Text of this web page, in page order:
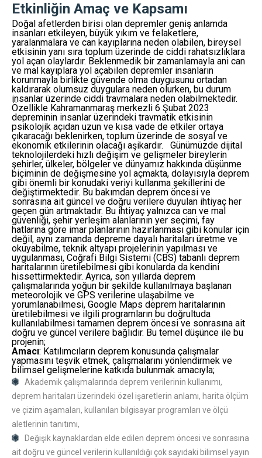
Etkinliğin Amaç ve Kapsamı
Doğal afetlerden birisi olan depremler geniş anlamda
insanları etkileyen, büyük yıkım ve felaketlere,
yaralanmalara ve can kayıplarına neden olabilen, bireysel
etkisinin yanı sıra toplum üzerinde de ciddi rahatsızlıklara
yol açan olaylardır. Beklenmedik bir zamanlamayla ani can
ve mal kayıplara yol açabilen depremler insanların
korunmayla birlikte güvende olma duygusunu ortadan
kaldırarak olumsuz duygulara neden olurken, bu durum
insanlar üzerinde ciddi travmalara neden olabilmektedir.
Özellikle Kahramanmaraş merkezli 6 Şubat 2023
depreminin insanlar üzerindeki travmatik etkisinin
psikolojik açıdan uzun ve kısa vade de etkiler ortaya
çıkaracağı beklenirken, toplum üzerinde de sosyal ve
ekonomik etkilerinin olacağı aşikardır. Günümüzde dijital
teknolojilerdeki hızlı değişim ve gelişmeler bireylerin
şehirler, ülkeler, bölgeler ve dünyamız hakkında düşünme
biçiminin de değişmesine yol açmakta, dolayısıyla deprem
gibi önemli bir konudaki veriyi kullanma şekillerini de
değiştirmektedir. Bu bakımdan deprem öncesi ve
sonrasına ait güncel ve doğru verilere duyulan ihtiyaç her
geçen gün artmaktadır. Bu ihtiyaç yalnızca can ve mal
güvenliği, şehir yerleşim alanlarının yer seçimi, fay
hatlarına göre imar planlarının hazırlanması gibi konular için
değil, aynı zamanda depreme dayalı haritaları üretme ve
okuyabilme, teknik altyapı projelerinin yapılması ve
uygulanması, Coğrafi Bilgi Sistemi (CBS) tabanlı deprem
haritalarının üretilebilmesi gibi konularda da kendini
hissettirmektedir. Ayrıca, son yıllarda deprem
çalışmalarında yoğun bir şekilde kullanılmaya başlanan
meteorolojik ve GPS verilerine ulaşabilme ve
yorumlanabilmesi, Google Maps deprem haritalarının
üretilebilmesi ve ilgili programların bu doğrultuda
kullanılabilmesi tamamen deprem öncesi ve sonrasına ait
doğru ve güncel verilere bağlıdır. Bu temel düşünce ile bu
projenin;
Amacı: Katılımcıların deprem konusunda çalışmalar
yapmasını teşvik etmek, çalışmalarını yönlendirmek ve
bilimsel gelişmelerine katkıda bulunmak amacıyla;
Akademik çalışmalarında deprem verilerinin kullanımı,
deprem haritaları üzerindeki özel işaretlerin anlamı, harita ölçüm
ve çizim aşamaları, kullanılan bilgisayar programları ve ölçü
aletlerinin tanıtımı,
Değişik kaynaklardan elde edilen deprem öncesi ve sonrasına
ait doğru ve güncel verilerin kullanıldığı çok sayıdaki bilimsel yayın